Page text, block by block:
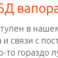
в
и связи с
то гораздо